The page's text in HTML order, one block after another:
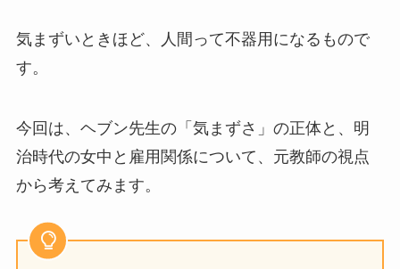
気まずいときほど、人間って不器用になるもので
す。
今回は、ヘブン先生の「気まずさ」の正体と、明
治時代の女中と雇用関係について、元教師の視点
から考えてみます。